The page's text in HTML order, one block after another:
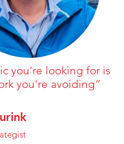
you’re looking for is
you’re avoiding”